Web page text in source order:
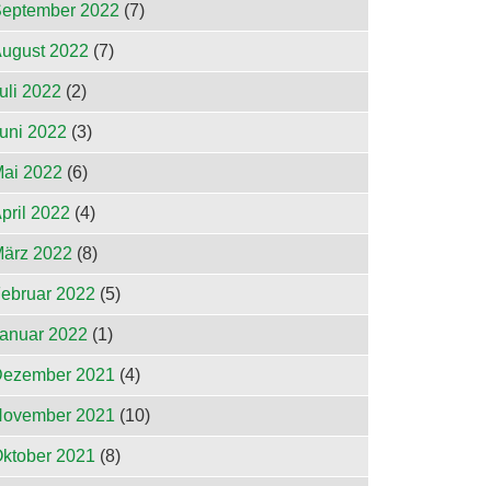
2022 (7)
2022 (7)
2022 (2)
2022 (3)
2022 (6)
2022 (4)
2022 (8)
2022 (5)
2022 (1)
2021 (4)
2021 (10)
2021 (8)